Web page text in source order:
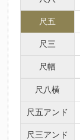
尺五
尺三
尺幅
尺八横
尺五アンド
尺三アンド